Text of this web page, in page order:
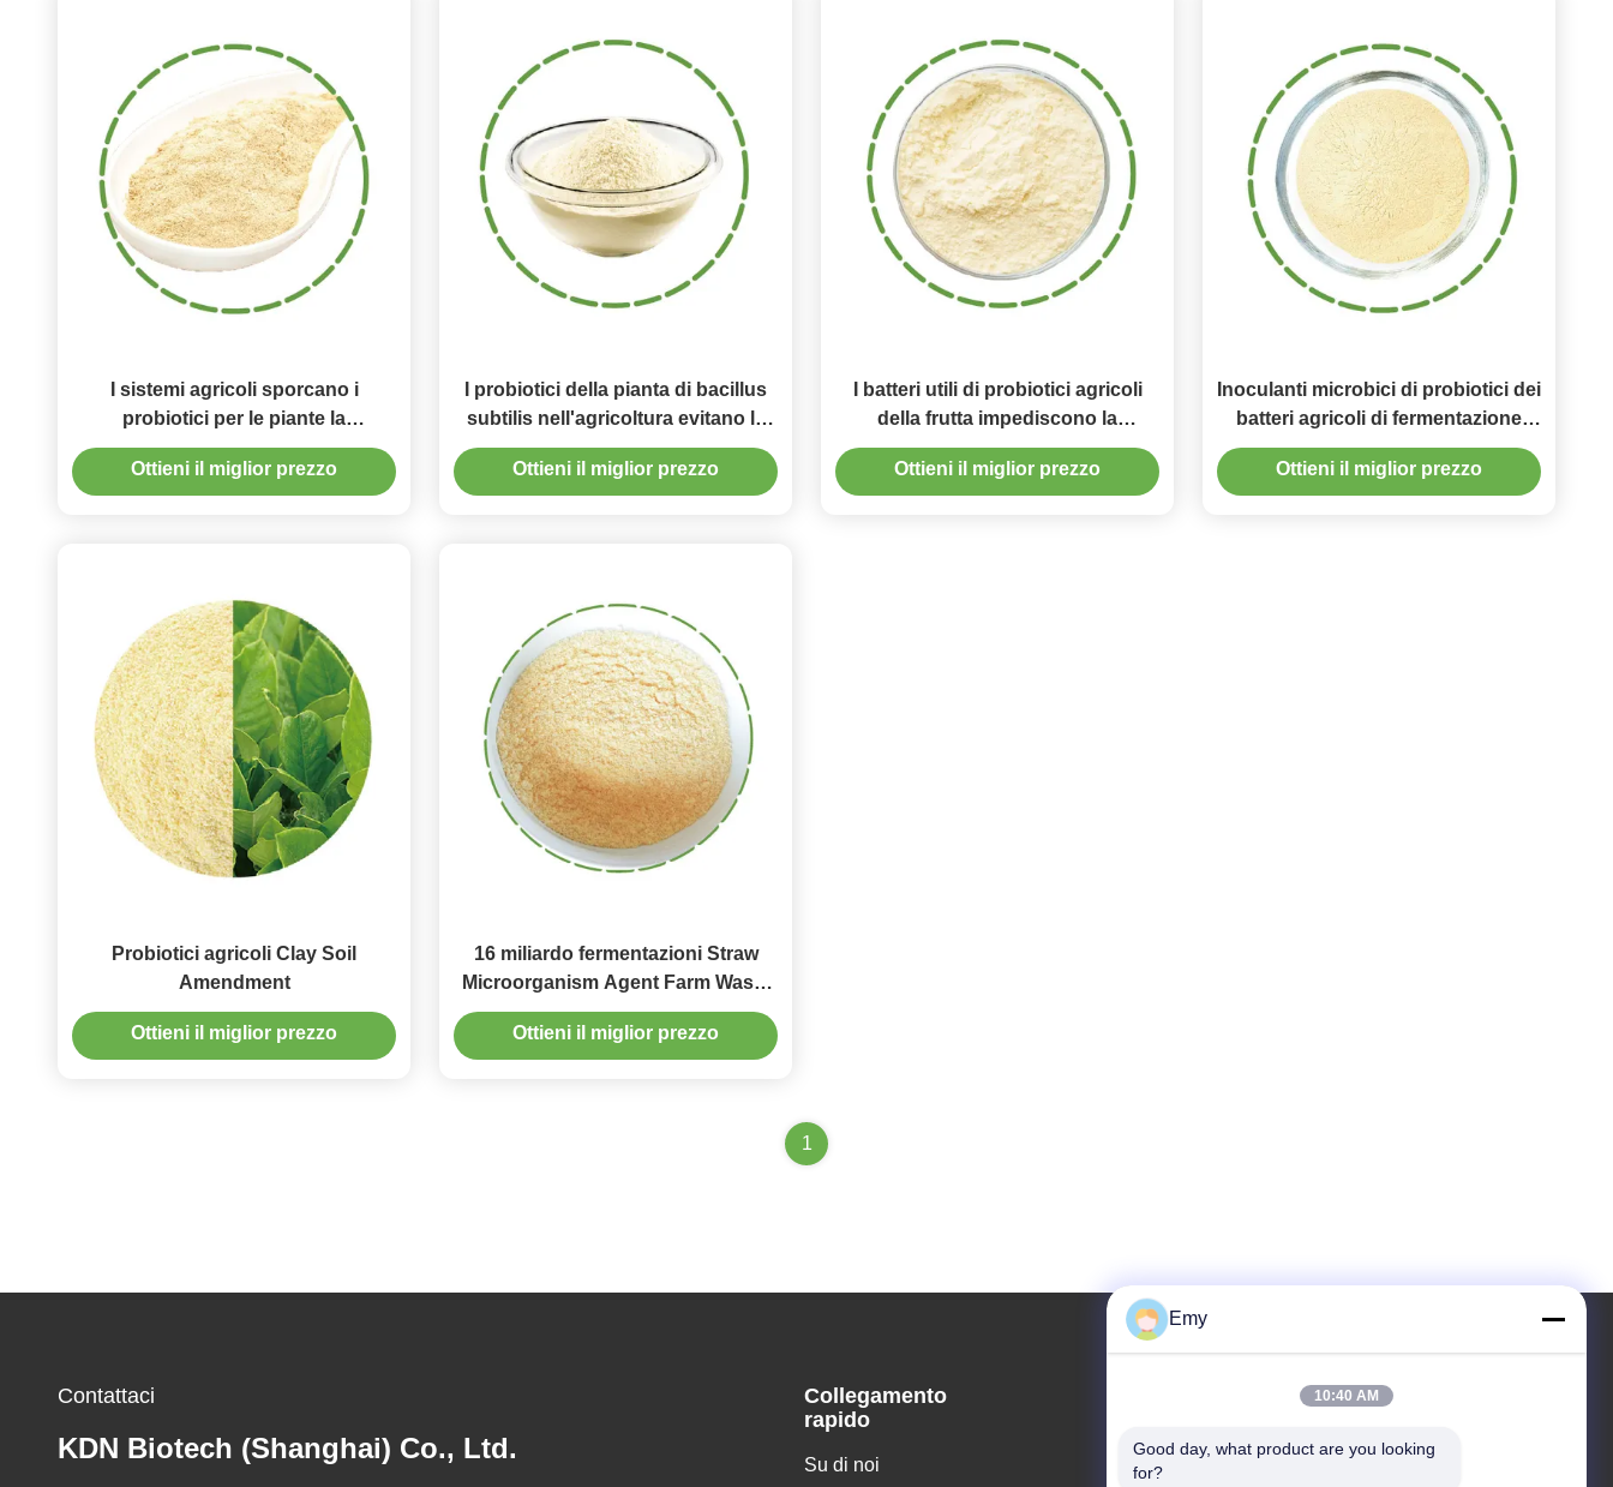
I sistemi agricoli sporcano i
probiotici per le piante la
putrefazione di radice che evita i
microbi
Ottieni il miglior prezzo
I probiotici della pianta di bacillus
subtilis nell'agricoltura evitano le
malattie del nematode
Ottieni il miglior prezzo
I batteri utili di probiotici agricoli
della frutta impediscono la
putrefazione di radice del
pomodoro
Ottieni il miglior prezzo
Inoculanti microbici di probiotici dei
batteri agricoli di fermentazione
come biofertilizzante
Ottieni il miglior prezzo
Probiotici agricoli Clay Soil
Amendment
Ottieni il miglior prezzo
16 miliardo fermentazioni Straw
Microorganism Agent Farm Waste
di aspergillus oryzae
Ottieni il miglior prezzo
1
Contattaci
KDN Biotech (Shanghai) Co., Ltd.
Collegamento
rapido
Su di noi
Indirizzo
RM304, COSTRUENTE 6, NESSUNA STRADA DI 88
Emy
10:40 AM
Good day, what product are you looking
for?